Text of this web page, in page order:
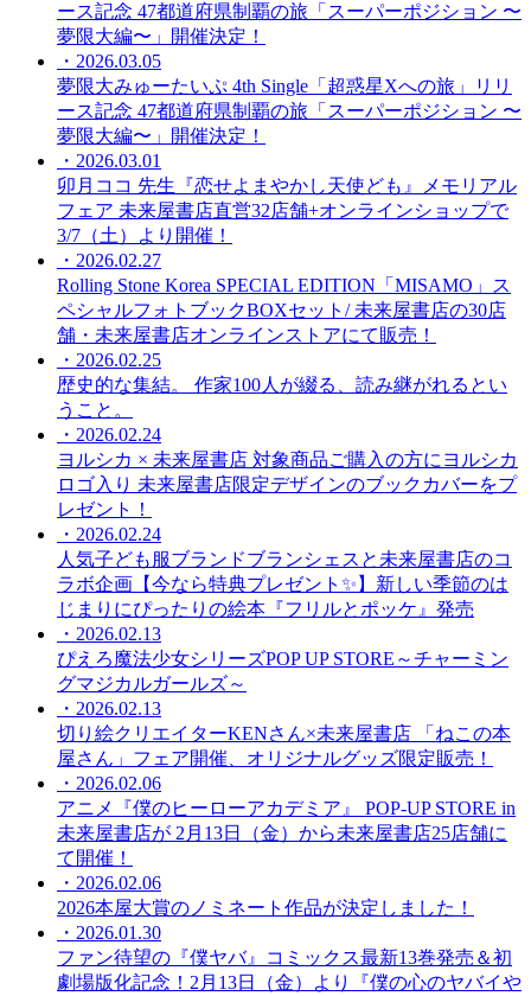
ース記念 47都道府県制覇の旅「スーパーポジション 〜
夢限大編〜」開催決定！
・2026.03.05
夢限大みゅーたいぷ 4th Single「超惑星Xへの旅」リリ
ース記念 47都道府県制覇の旅「スーパーポジション 〜
夢限大編〜」開催決定！
・2026.03.01
卯月ココ 先生『恋せよまやかし天使ども』メモリアル
フェア 未来屋書店直営32店舗+オンラインショップで
3/7（土）より開催！
・2026.02.27
Rolling Stone Korea SPECIAL EDITION「MISAMO」ス
ペシャルフォトブックBOXセット/ 未来屋書店の30店
舗・未来屋書店オンラインストアにて販売！
・2026.02.25
歴史的な集結。 作家100人が綴る、読み継がれるとい
うこと。
・2026.02.24
ヨルシカ × 未来屋書店 対象商品ご購入の方にヨルシカ
ロゴ入り 未来屋書店限定デザインのブックカバーをプ
レゼント！
・2026.02.24
人気子ども服ブランドブランシェスと未来屋書店のコ
ラボ企画【今なら特典プレゼント✨】新しい季節のは
じまりにぴったりの絵本『フリルとポッケ』発売
・2026.02.13
ぴえろ魔法少女シリーズPOP UP STORE～チャーミン
グマジカルガールズ～
・2026.02.13
切り絵クリエイターKENさん×未来屋書店 「ねこの本
屋さん」フェア開催、オリジナルグッズ限定販売！
・2026.02.06
アニメ『僕のヒーローアカデミア』 POP-UP STORE in
未来屋書店が 2月13日（金）から未来屋書店25店舗に
て開催！
・2026.02.06
2026本屋大賞のノミネート作品が決定しました！
・2026.01.30
ファン待望の『僕ヤバ』コミックス最新13巻発売＆初
劇場版化記念！2月13日（金）より『僕の心のヤバイや